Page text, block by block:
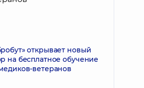
открывает новый
на бесплатное обучение
ветеранов